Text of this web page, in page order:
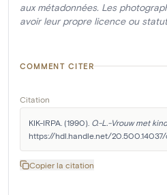
aux métadonnées. Les
avoir leur propre licence ou
COMMENT CITER
Citation
KIK-IRPA. (1990). O.-L.-Vrouw met kind
https://hdl.handle.net/20.500.14037/
Copier la citation